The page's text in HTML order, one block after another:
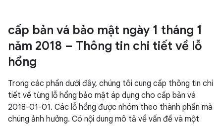
cấp bản vá bảo mật ngày 1 tháng 1
năm 2018 – Thông tin chi tiết về lỗ
hổng
Trong các phần dưới đây, chúng tôi cung cấp thông tin chi
tiết về từng lỗ hổng bảo mật áp dụng cho cấp bản vá
2018-01-01. Các lỗ hổng được nhóm theo thành phần mà
chúng ảnh hưởng. Có nội dung mô tả về vấn đề và một